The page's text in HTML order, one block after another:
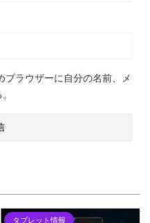
ブラウザーに自分の名前、メ
タブレット情報